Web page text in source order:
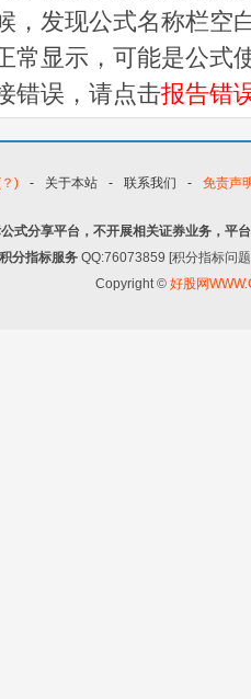
，发现公式名称栏空
常显示，可能是公式
错误，请点击报告错
) - 关于本站 - 联系我们 - 免责声
式分享平台，不开展相关证券业务，平
积分指标服务 QQ:76073859 [积分指标问
Copyright © 好股网